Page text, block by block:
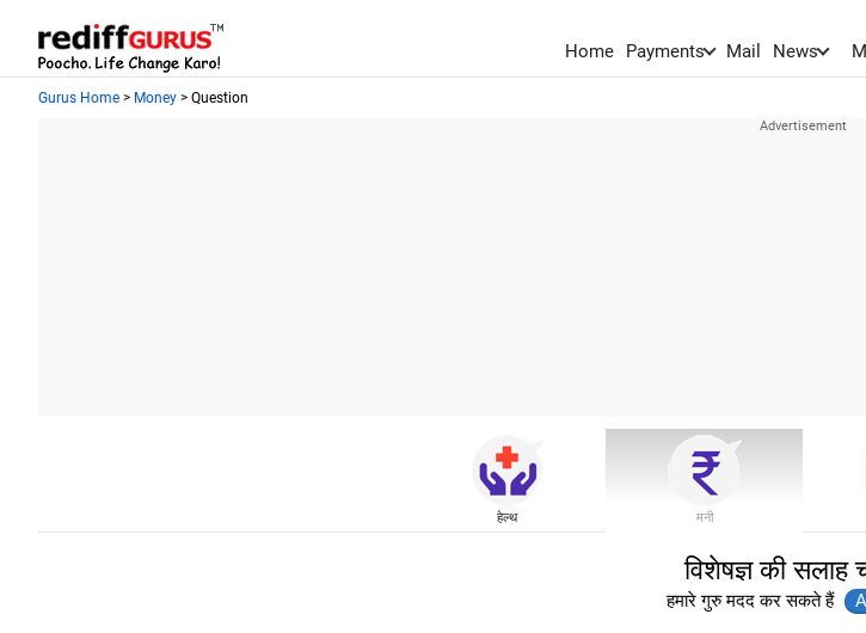
Home Payments Mail News
Gurus Home > Money > Question
हेल्थ मनी
विशेषज्ञ की सलाह
हमारे गुरु मदद कर सकते हैं